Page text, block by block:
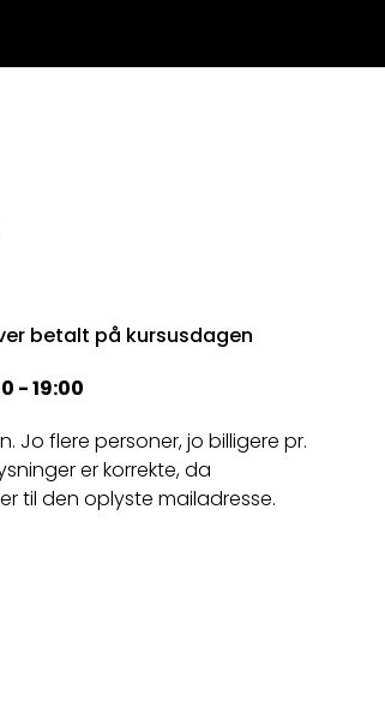
betalt på kursusdagen
- 19:00
Jo flere personer, jo billigere pr.
er korrekte, da
til den oplyste mailadresse.